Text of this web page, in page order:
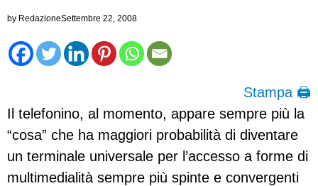
by RedazioneSettembre 22, 2008
Stampa 🖨
Il telefonino, al momento, appare sempre più la
“cosa” che ha maggiori probabilità di diventare
un terminale universale per l’accesso a forme di
multimedialità sempre più spinte e convergenti